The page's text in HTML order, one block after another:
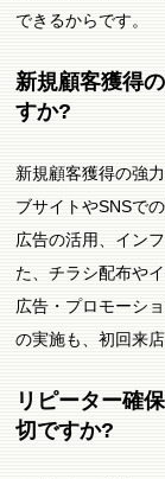
できるからです。
新規顧客獲得
すか?
新規顧客獲得の強
ブサイトやSNSで
広告の活用、イン
た、チラシ配布や
広告・プロモーシ
の実施も、初回来
リピーター確
切ですか?